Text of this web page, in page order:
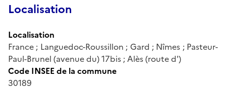
Localisation
Localisation
France ; Languedoc-Roussillon ; Gard ; Nîmes ; Pasteur-
Paul-Brunel (avenue du) 17bis ; Alès (route d')
Code INSEE de la commune
30189